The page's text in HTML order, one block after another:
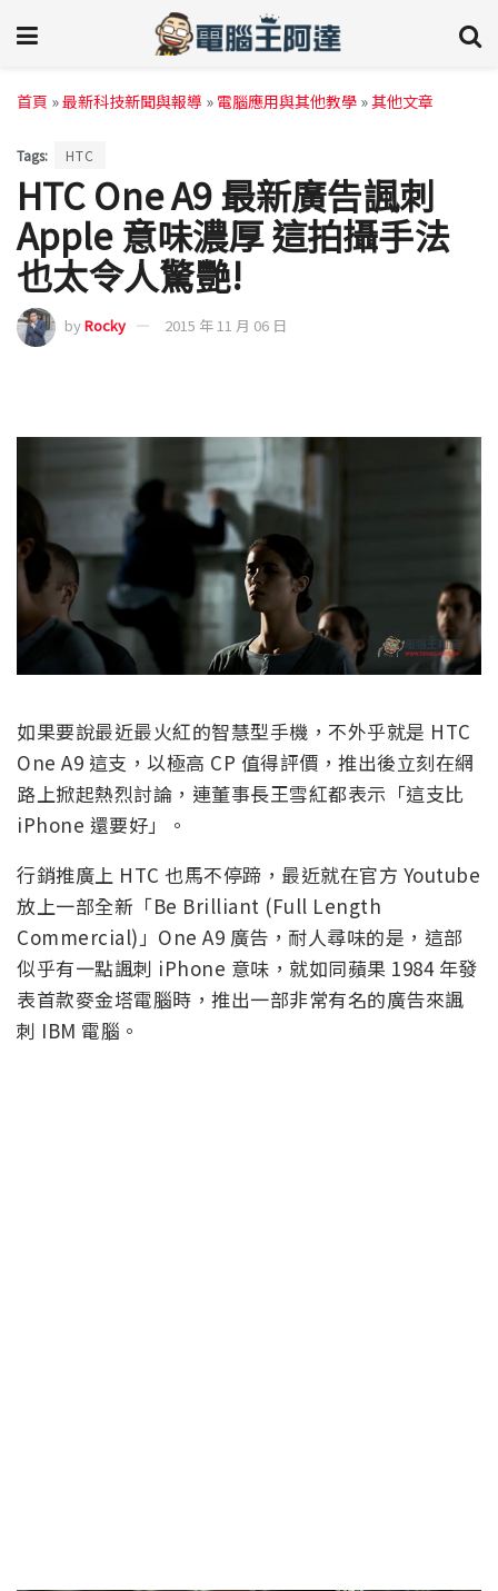
首頁 »最新科技新聞與報導 » 電腦應用與其他教學 »其他文章
Tags: HTC
HTC One A9 最新廣告諷刺
Apple 意味濃厚 這拍攝手法
也太令人驚艷!
byRocky 2015 年 11 月 06 日
如果要說最近最火紅的智慧型手機，不外乎就是 HTC
One A9 這支，以極高 CP 值得評價，推出後立刻在網
路上掀起熱烈討論，連董事長王雪紅都表示「這支比
iPhone 還要好」。
行銷推廣上 HTC 也馬不停蹄，最近就在官方 Youtube
放上一部全新「Be Brilliant (Full Length
Commercial)」One A9 廣告，耐人尋味的是，這部
似乎有一點諷刺 iPhone 意味，就如同蘋果 1984 年發
表首款麥金塔電腦時，推出一部非常有名的廣告來諷
刺 IBM 電腦。